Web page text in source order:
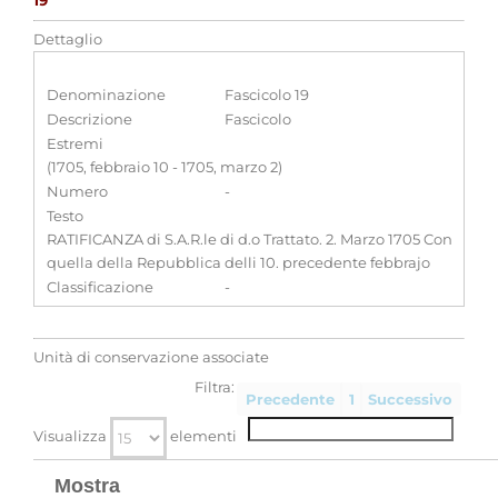
Dettaglio
Denominazione
Fascicolo 19
Descrizione
Fascicolo
Estremi
(1705, febbraio 10 - 1705, marzo 2)
Numero
-
Testo
RATIFICANZA di S.A.R.le di d.o Trattato. 2. Marzo 1705 Con
quella della Repubblica delli 10. precedente febbrajo
Classificazione
-
Unità di conservazione associate
Precedente 1 Successivo
Visualizza elementi
Filtra:
Mostra